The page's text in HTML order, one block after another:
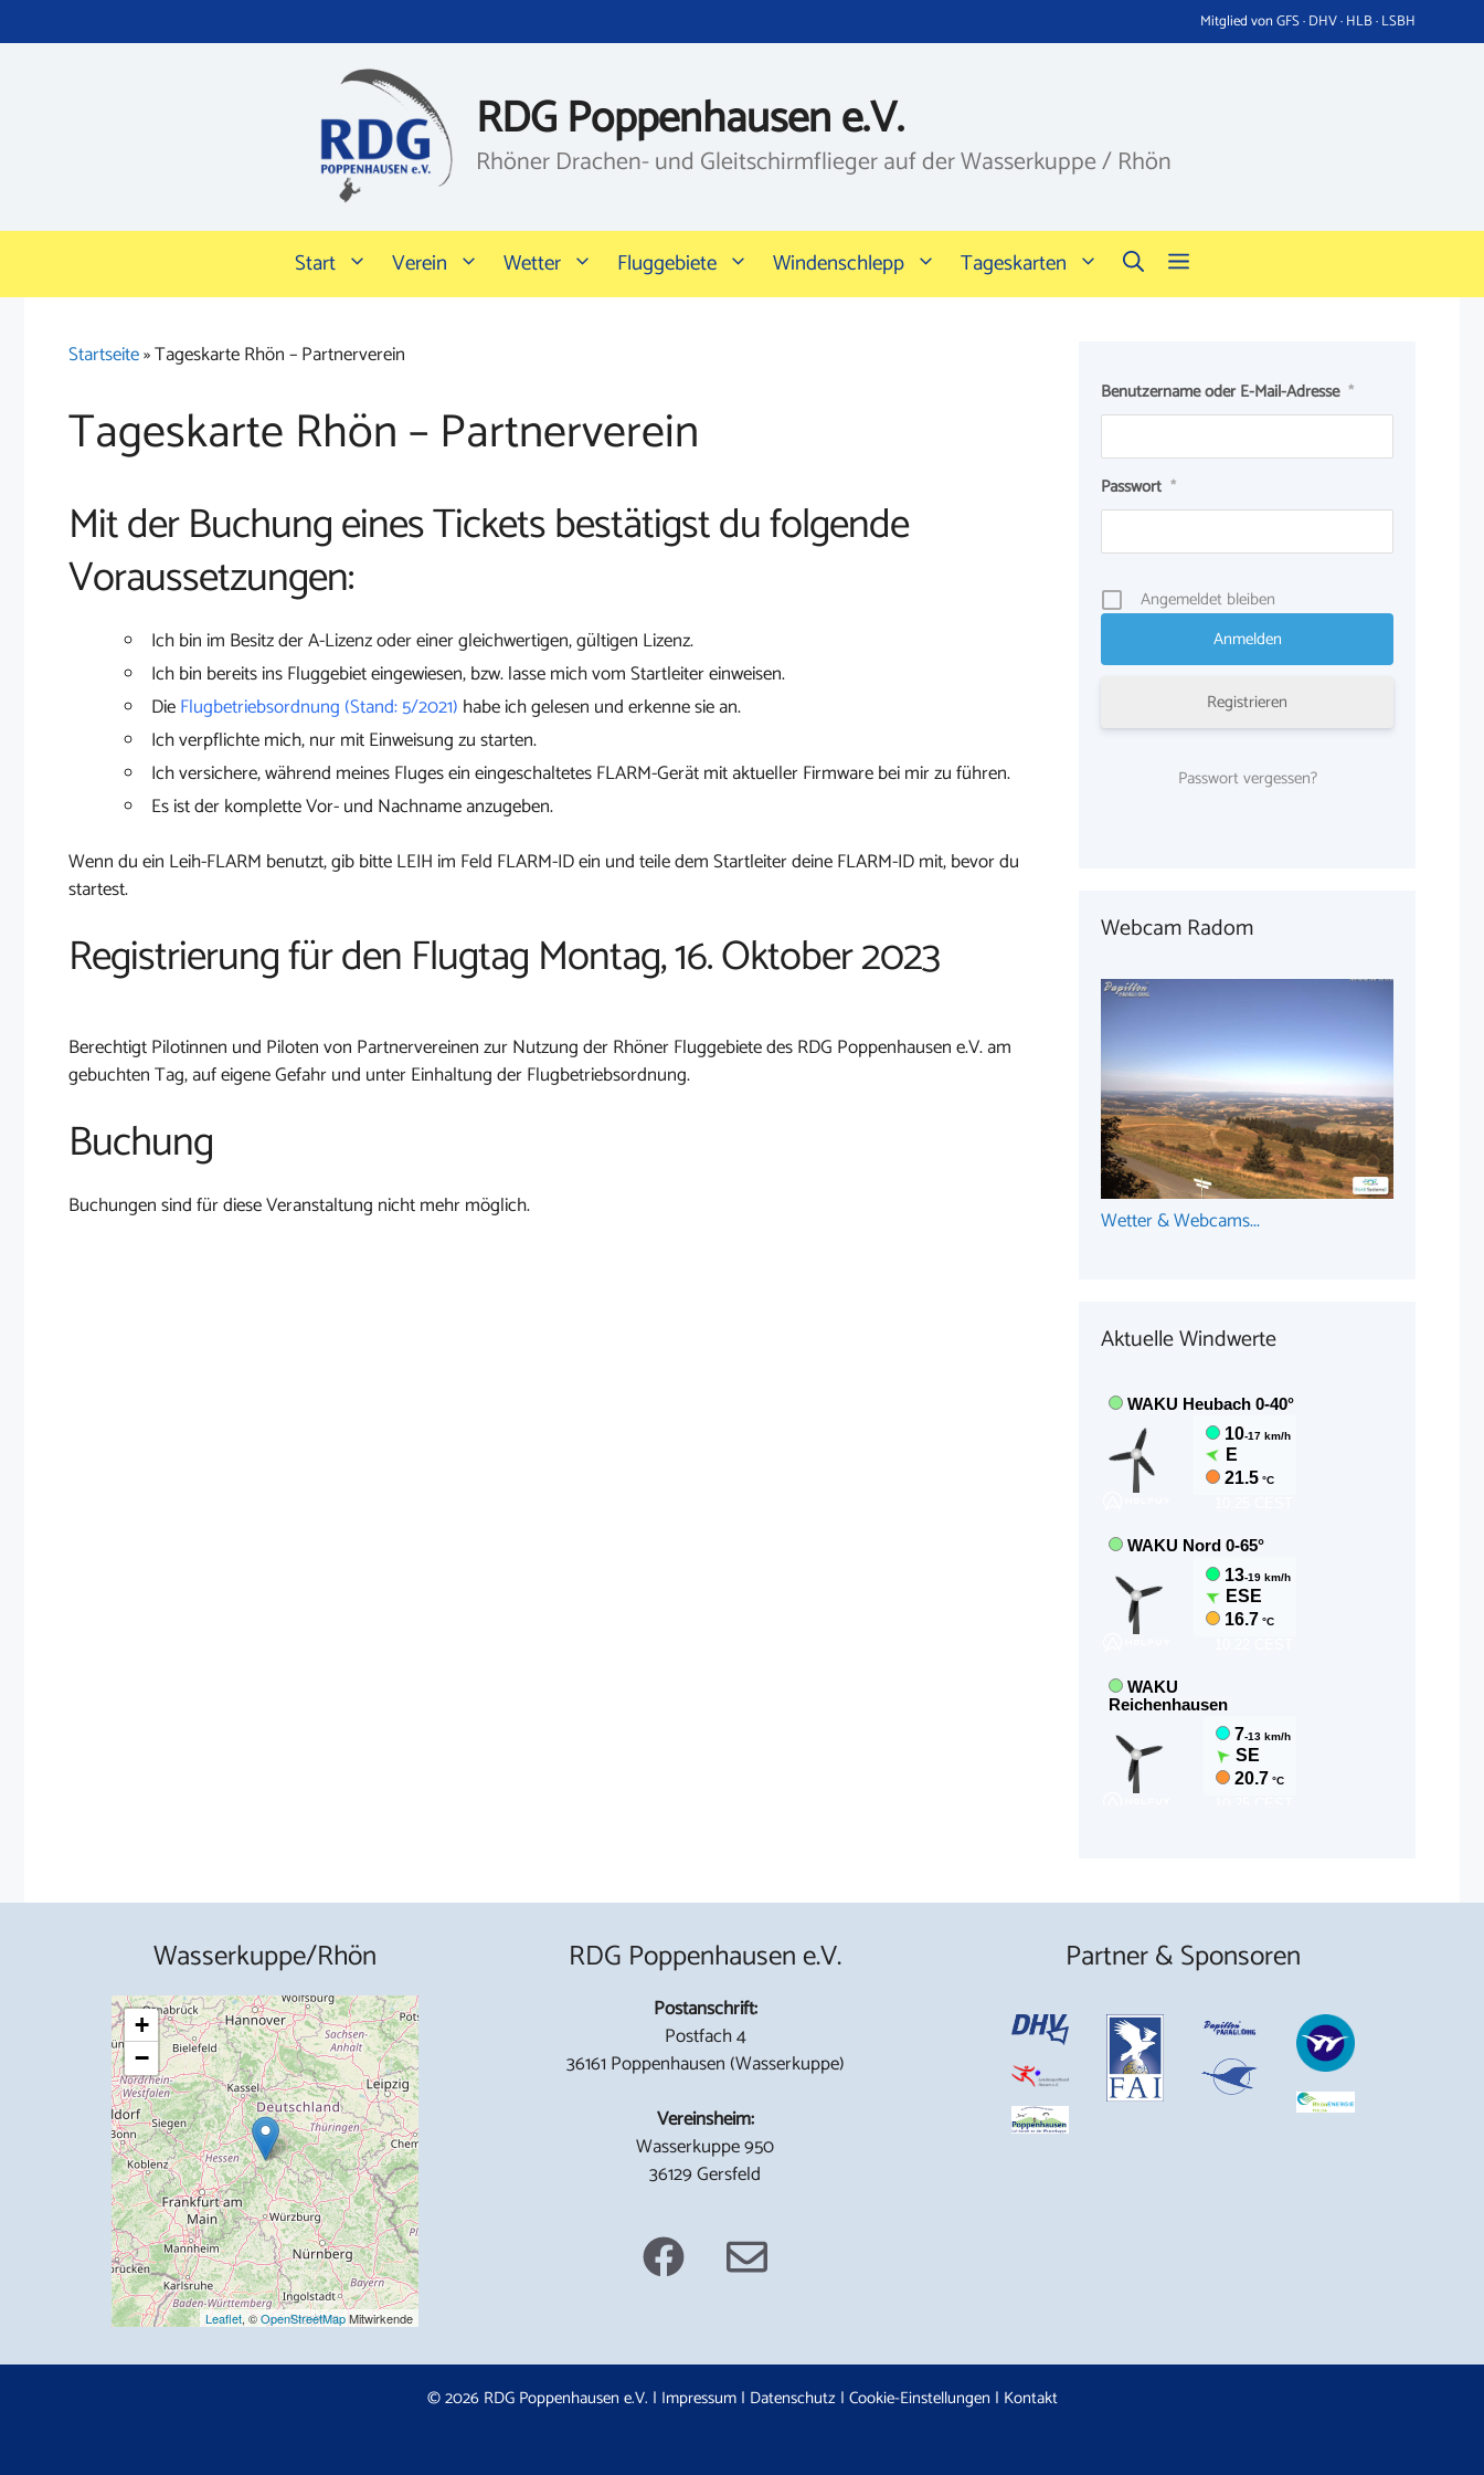
Inhalt
Mitglied von GFS · DHV · HLB · LSBH
RDG Poppenhausen e.V.
Rhöner Drachen- und Gleitschirmflieger auf der Wasserkuppe / Rhön
Start Verein Wetter Fluggebiete Windenschlepp Tageskarten
Startseite»Tageskarte Rhön – Partnerverein
Tageskarte Rhön – Partnerverein
Mit der Buchung eines Tickets bestätigst du folgende
Voraussetzungen:
Ich bin im Besitz der A-Lizenz oder einer gleichwertigen, gültigen Lizenz.
Ich bin bereits ins Fluggebiet eingewiesen, bzw. lasse mich vom Startleiter einweisen.
DieFlugbetriebsordnung (Stand: 5/2021) habe ich gelesen und erkenne sie an.
Ich verpflichte mich, nur mit Einweisung zu starten.
Ich versichere, während meines Fluges ein eingeschaltetes FLARM-Gerät mit aktueller Firmware bei mir zu führen.
Es ist der komplette Vor- und Nachname anzugeben.
Wenn du ein Leih-FLARM benutzt, gib bitte LEIH im Feld FLARM-ID ein und teile dem Startleiter deine FLARM-ID mit, bevor du
startest.
Registrierung für den Flugtag Montag, 16. Oktober 2023
Berechtigt Pilotinnen und Piloten von Partnervereinen zur Nutzung der Rhöner Fluggebiete des RDG Poppenhausen e.V. am
gebuchten Tag, auf eigene Gefahr und unter Einhaltung der Flugbetriebsordnung.
Buchung
Buchungen sind für diese Veranstaltung nicht mehr möglich.
Benutzername oder E-Mail-Adresse *
Passwort *
Angemeldet bleiben
Registrieren
Passwort vergessen?
Webcam Radom
Wetter & Webcams...
Aktuelle Windwerte
Wasserkuppe/Rhön
+
−
Leaflet, ©OpenStreetMapMitwirkende
RDG Poppenhausen e.V.
Postanschrift:
Postfach 4
36161 Poppenhausen (Wasserkuppe)
Vereinsheim:
Wasserkuppe 950
36129 Gersfeld
Partner & Sponsoren
© 2026 RDG Poppenhausen e.V. | Impressum| Datenschutz | Cookie-Einstellungen | Kontakt